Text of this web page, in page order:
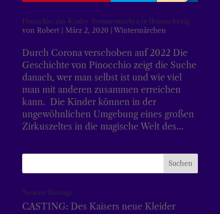
Pinocchio, das Kinder-Sommermärchen in Braunschweig.
von Robert| März 2, 2020 Wintermärchen
Durch Corona verschoben auf 2022 Die
Geschichte von Pinocchio zeigt die Suche
danach, wer man selbst ist und wie viel
man mit anderen zusammen erreichen
kann. Die Kinder können in der
ungewöhnlichen Umgebung eines großen
Zirkuszeltes in die magische Welt des...
Neueste Beiträge
CASTING: Des Kaisers neue Kleider